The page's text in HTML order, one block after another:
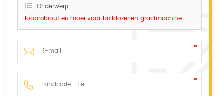
Onderwerp :
looprolbout en moer voor bulldozer en graafmachine